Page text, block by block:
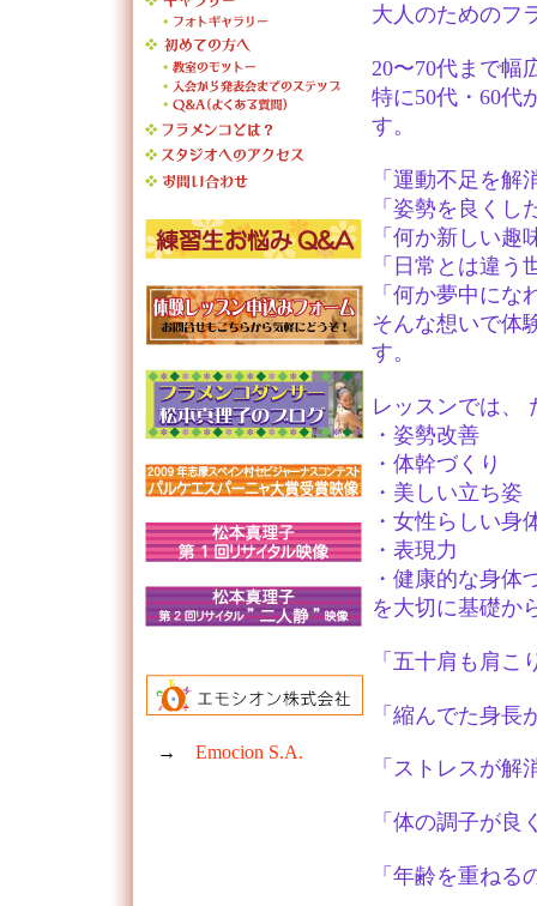
→ Emocion S.A.
大人のためのフ
20〜70代まで幅
特に50代・60代
す。
「運動不足を解
「姿勢を良くし
「何か新しい趣
「日常とは違う
「何か夢中にな
そんな想いで体
す。
レッスンでは、
・姿勢改善
・体幹づくり
・美しい立ち姿
・女性らしい身
・表現力
・健康的な身体
を大切に基礎か
「五十肩も肩こ
「縮んでた身長
「ストレスが解
「体の調子が良
「年齢を重ねる